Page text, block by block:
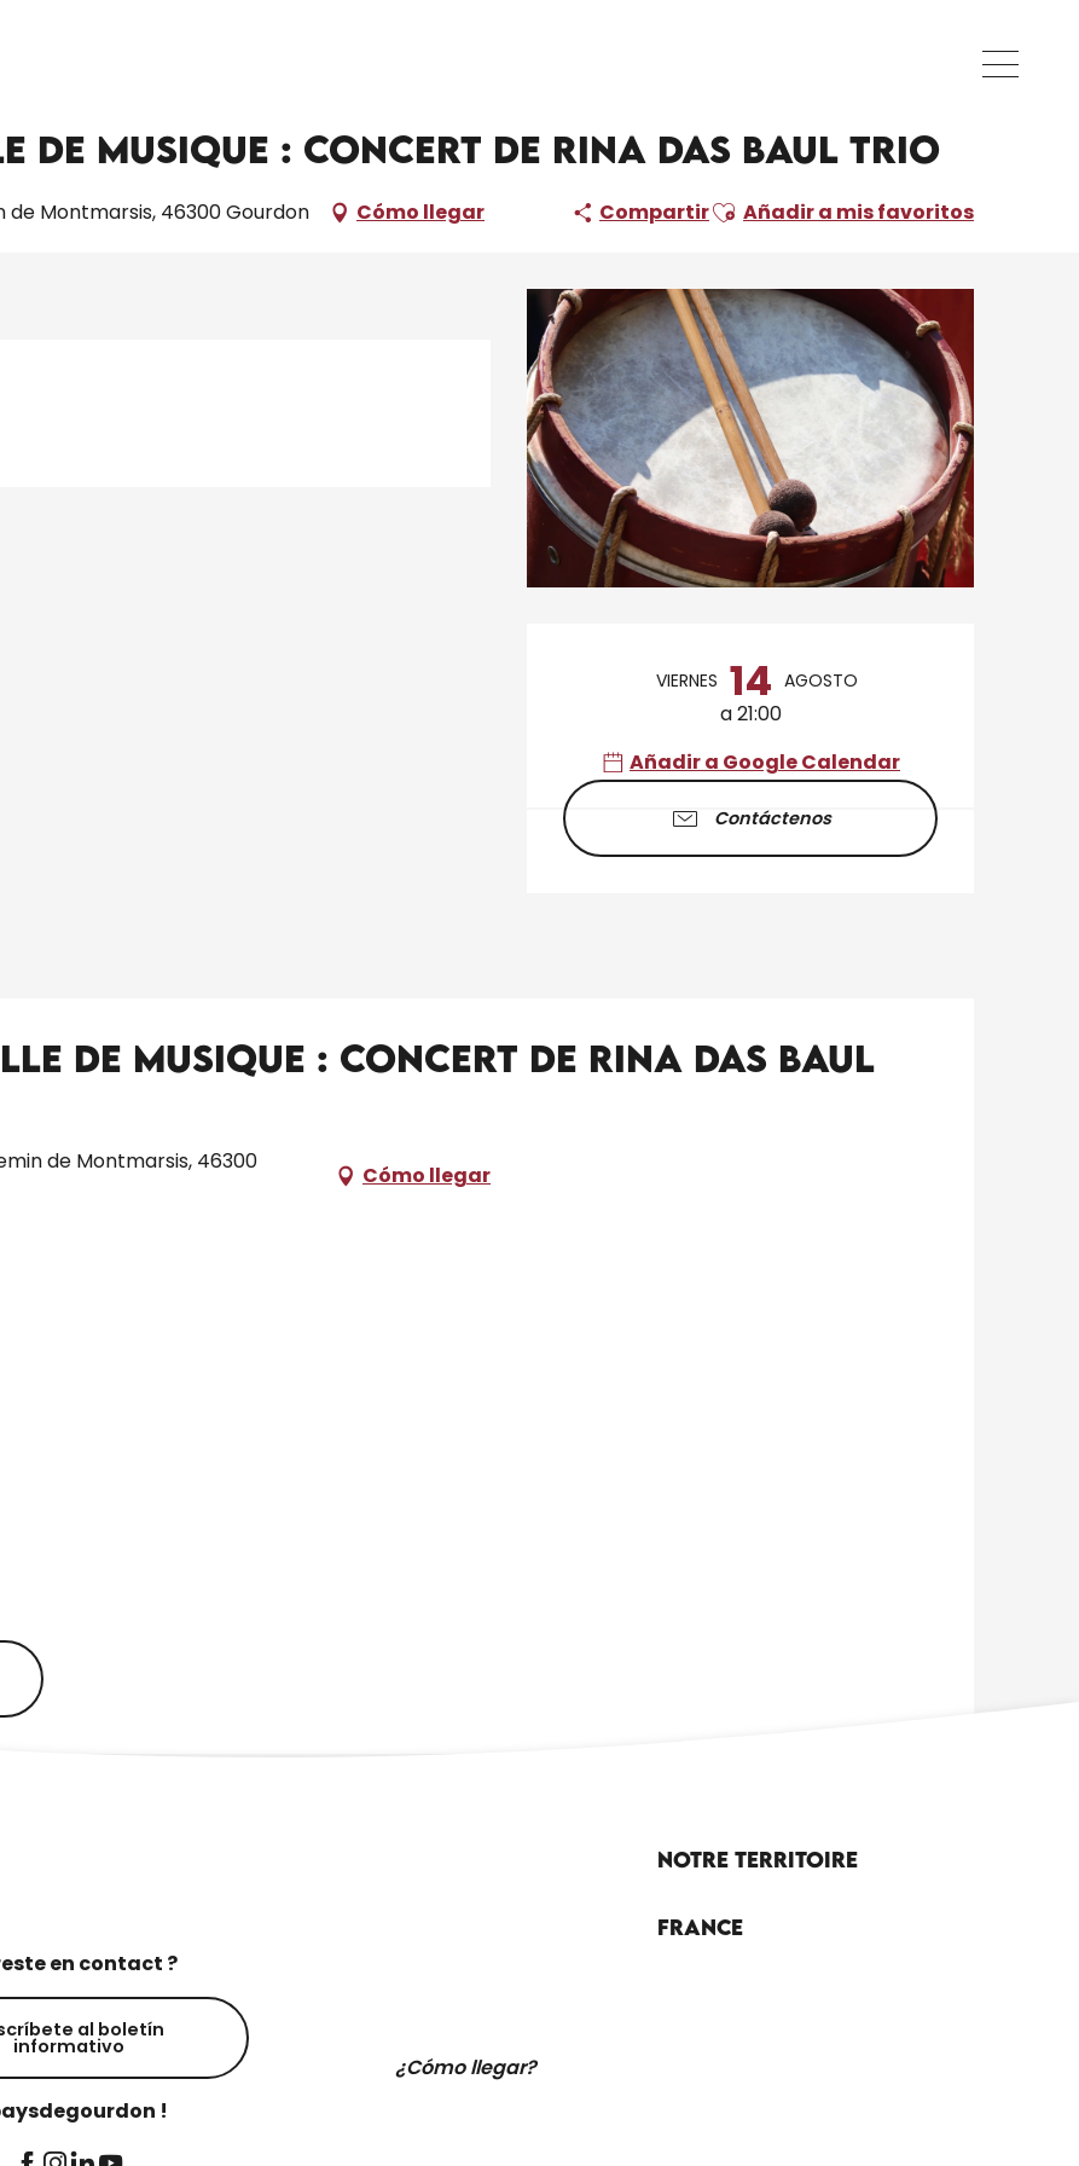
musique : Concert de Rina Das Baul trio
de Montmarsis, 46300 Gourdon Cómo llegar CompartirAjouter aux favoris
Añadir a mis favoritos
VIERNES 14 AGOSTO
a 21:00
Añadir a Google Calendar
Contáctenos
de musique : Concert de Rina Das Baul
de Montmarsis, 46300
Cómo llegar
en contact ?
al boletín
informativo
!
¿Cómo llegar?
Notre territoire
France